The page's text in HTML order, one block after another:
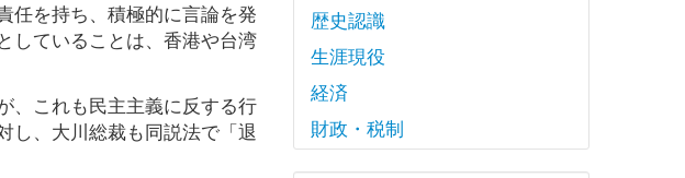
任を持ち、積極的に言論を発
していることは、香港や台湾
、これも民主主義に反する行
し、大川総裁も同説法で「退
歴史認識
生涯現役
経済
財政・税制